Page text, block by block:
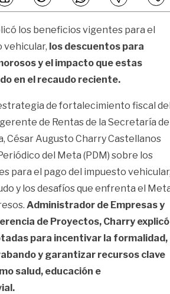
los beneficios vigentes para el
vehicular, los descuentos para
y el impacto que estas
en el recaudo reciente.
de fortalecimiento fiscal
de Rentas de la Secretaría de
César Augusto Charry Castellanos
del Meta (PDM) sobre los
para el pago del impuesto
y los desafíos que enfrenta el
Administrador de Empresas y
de Proyectos, Charry explicó
para incentivar la formalidad,
y garantizar recursos clave
salud, educación e